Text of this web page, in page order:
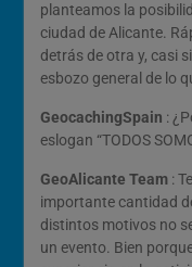
planteamos la
ciudad de Alicante.
detrás de otra y, casi
esbozo general de lo
GeocachingSpain :
eslogan “TODOS
GeoAlicante Team :
importante cantidad
distintos motivos no
un evento. Bien